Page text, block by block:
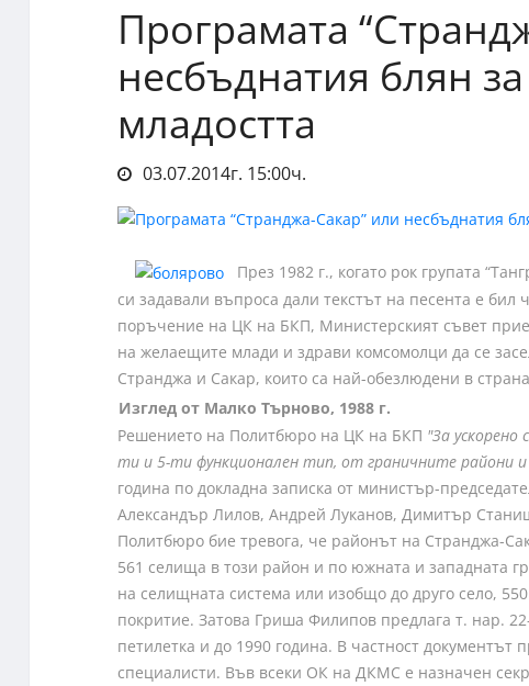
Програмата
несбъднатия блян
младостта
03.07.2014г. 15:00ч.
През 1982 г., когато рок групата
си задавали въпроса дали текстът на песента е
поръчение на ЦК на БКП, Министерският съвет
на желаещите млади и здрави комсомолци да се
Странджа и Сакар, които са най-обезлюдени в
Изглед от Малко Търново, 1988 г.
Решението на Политбюро на ЦК на БКП "За
ти и 5-ти функционален тип, от граничните райони
година по докладна записка от министър-
Александър Лилов, Андрей Луканов, Димитър
Политбюро бие тревога, че районът на Странджа-
561 селища в този район и по южната и западната
на селищната система или изобщо до друго село,
покритие. Затова Гриша Филипов предлага т. нар.
петилетка и до 1990 година. В частност
специалисти. Във всеки ОК на ДКМС е назначен